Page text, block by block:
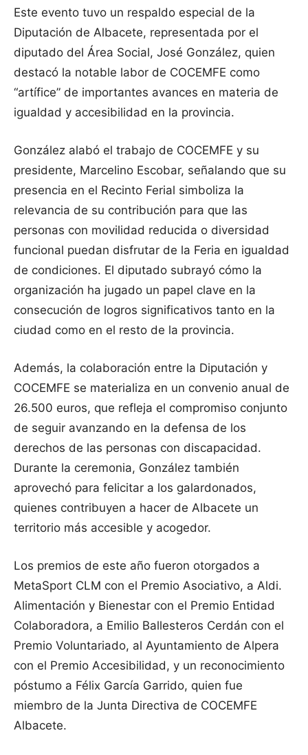
Este evento tuvo un respaldo especial de la
Diputación de Albacete, representada por el
diputado del Área Social, José González, quien
destacó la notable labor de COCEMFE como
“artífice” de importantes avances en materia de
igualdad y accesibilidad en la provincia.
González alabó el trabajo de COCEMFE y su
presidente, Marcelino Escobar, señalando que su
presencia en el Recinto Ferial simboliza la
relevancia de su contribución para que las
personas con movilidad reducida o diversidad
funcional puedan disfrutar de la Feria en igualdad
de condiciones. El diputado subrayó cómo la
organización ha jugado un papel clave en la
consecución de logros significativos tanto en la
ciudad como en el resto de la provincia.
Además, la colaboración entre la Diputación y
COCEMFE se materializa en un convenio anual de
26.500 euros, que refleja el compromiso conjunto
de seguir avanzando en la defensa de los
derechos de las personas con discapacidad.
Durante la ceremonia, González también
aprovechó para felicitar a los galardonados,
quienes contribuyen a hacer de Albacete un
territorio más accesible y acogedor.
Los premios de este año fueron otorgados a
MetaSport CLM con el Premio Asociativo, a Aldi.
Alimentación y Bienestar con el Premio Entidad
Colaboradora, a Emilio Ballesteros Cerdán con el
Premio Voluntariado, al Ayuntamiento de Alpera
con el Premio Accesibilidad, y un reconocimiento
póstumo a Félix García Garrido, quien fue
miembro de la Junta Directiva de COCEMFE
Albacete.